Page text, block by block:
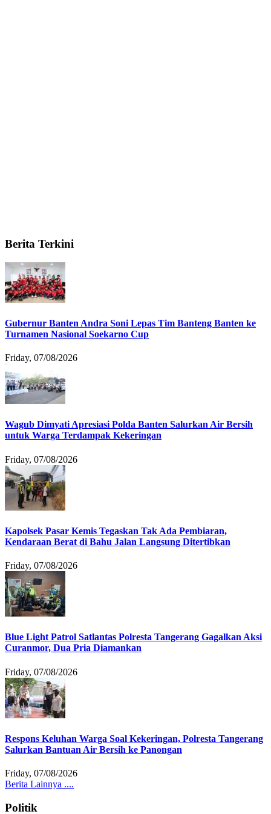
Berita Terkini
Gubernur Banten Andra Soni Lepas Tim Banteng Banten ke
Turnamen Nasional Soekarno Cup
Friday, 07/08/2026
Wagub Dimyati Apresiasi Polda Banten Salurkan Air Bersih
untuk Warga Terdampak Kekeringan
Friday, 07/08/2026
Kapolsek Pasar Kemis Tegaskan Tak Ada Pembiaran,
Kendaraan Berat di Bahu Jalan Langsung Ditertibkan
Friday, 07/08/2026
Blue Light Patrol Satlantas Polresta Tangerang Gagalkan Aksi
Curanmor, Dua Pria Diamankan
Friday, 07/08/2026
Respons Keluhan Warga Soal Kekeringan, Polresta Tangerang
Salurkan Bantuan Air Bersih ke Panongan
Friday, 07/08/2026
Berita Lainnya ....
Politik